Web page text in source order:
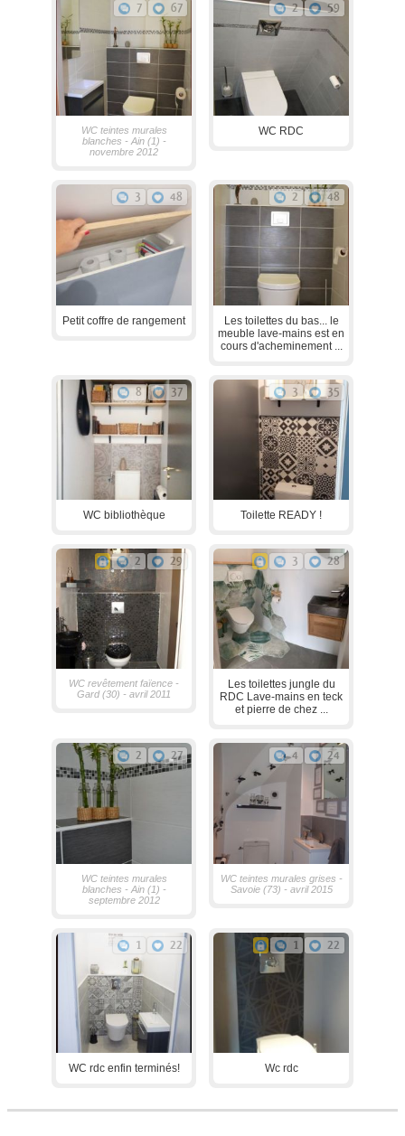
7 67
WC teintes murales
blanches - Ain (1) -
novembre 2012
2 59
WC RDC
3 48
Petit coffre de rangement
2 48
Les toilettes du bas... le
meuble lave-mains est en
cours d'acheminement ...
8 37
WC bibliothèque
3 35
Toilette READY !
2 29
WC revêtement faïence -
Gard (30) - avril 2011
3 28
Les toilettes jungle du
RDC Lave-mains en teck
et pierre de chez ...
2 27
WC teintes murales
blanches - Ain (1) -
septembre 2012
4 24
WC teintes murales grises -
Savoie (73) - avril 2015
1 22
WC rdc enfin terminés!
1 22
Wc rdc